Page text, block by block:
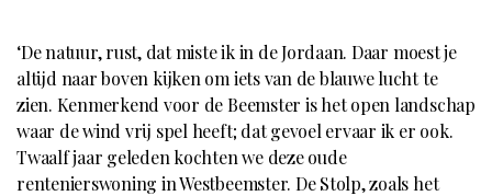
‘De natuur, rust, dat miste ik in de Jordaan. Daar moest je
altijd naar boven kijken om iets van de blauwe lucht te
zien. Kenmerkend voor de Beemster is het open landschap
waar de wind vrij spel heeft; dat gevoel ervaar ik er ook.
Twaalf jaar geleden kochten we deze oude
rentenierswoning in Westbeemster. De Stolp, zoals het